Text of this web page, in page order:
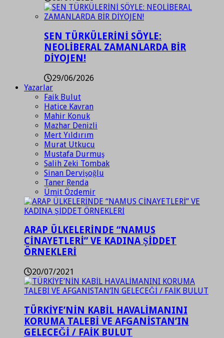
SEN TÜRKÜLERİNİ SÖYLE:
NEOLİBERAL ZAMANLARDA BİR
DİYOJEN!
29/06/2026
Yazarlar
Faik Bulut
Hatice Kavran
Mahir Konuk
Mazhar Denizli
Mert Yıldırım
Murat Utkucu
Mustafa Durmuş
Salih Zeki Tombak
Sinan Dervişoğlu
Taner Renda
Ümit Özdemir
ARAP ÜLKELERİNDE “NAMUS
CİNAYETLERİ” VE KADINA ŞİDDET
ÖRNEKLERİ
20/07/2021
TÜRKİYE’NİN KABİL HAVALİMANINI
KORUMA TALEBİ VE AFGANİSTAN’IN
GELECEĞİ / FAİK BULUT